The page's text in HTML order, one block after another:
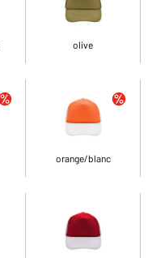
olive
orange/blanc